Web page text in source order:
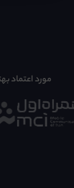
مورد اعتماد